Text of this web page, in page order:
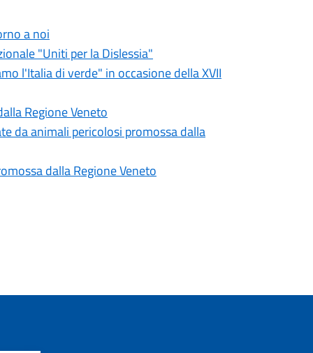
a noi
"Uniti per la Dislessia"
l'Italia di verde" in occasione della XVII
Regione Veneto
da animali pericolosi promossa dalla
dalla Regione Veneto